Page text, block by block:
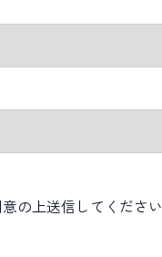
の上送信してください